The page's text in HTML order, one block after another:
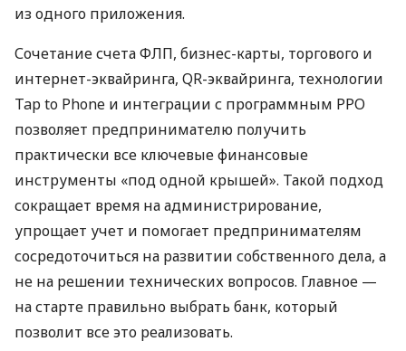
из одного приложения.
Сочетание счета ФЛП, бизнес-карты, торгового и
интернет-эквайринга, QR-эквайринга, технологии
Tap to Phone и интеграции с программным РРО
позволяет предпринимателю получить
практически все ключевые финансовые
инструменты «под одной крышей». Такой подход
сокращает время на администрирование,
упрощает учет и помогает предпринимателям
сосредоточиться на развитии собственного дела, а
не на решении технических вопросов. Главное —
на старте правильно выбрать банк, который
позволит все это реализовать.